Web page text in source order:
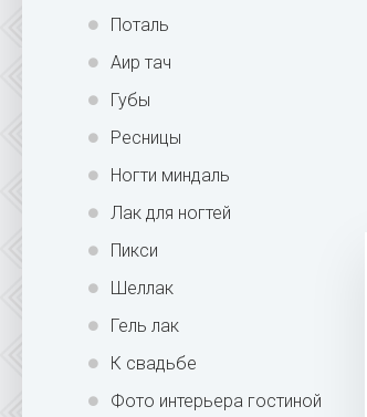
Поталь
Аир тач
Губы
Ресницы
Ногти миндаль
Лак для ногтей
Пикси
Шеллак
Гель лак
К свадьбе
Фото интерьера гостиной